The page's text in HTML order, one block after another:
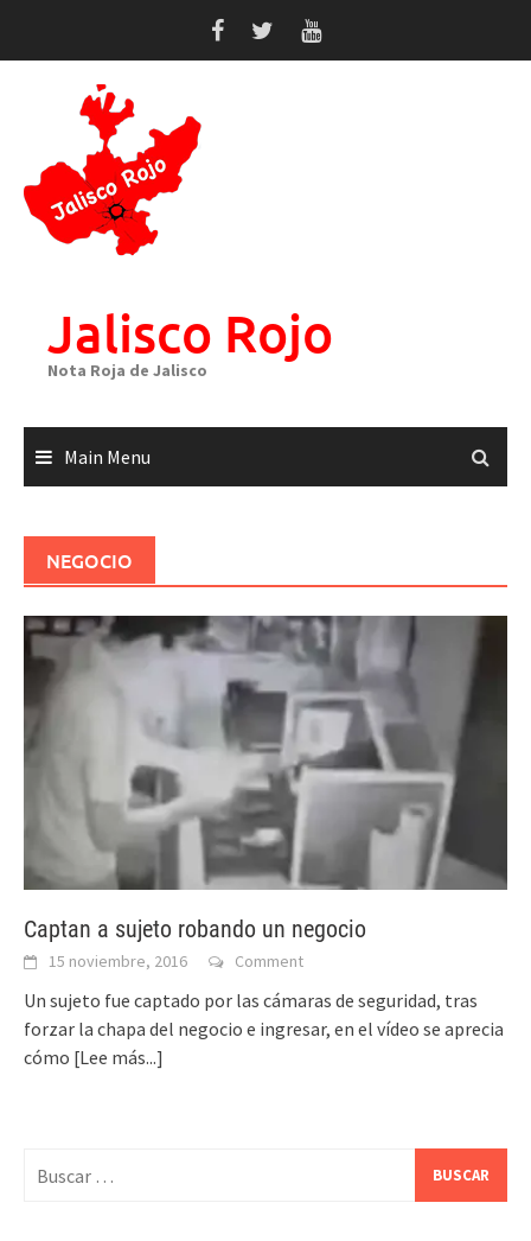
Jalisco Rojo
Nota Roja de Jalisco
Main Menu
NEGOCIO
Captan a sujeto robando un negocio
15 noviembre, 2016 Comment
Un sujeto fue captado por las cámaras de seguridad, tras
forzar la chapa del negocio e ingresar, en el vídeo se aprecia
cómo [Lee más...]